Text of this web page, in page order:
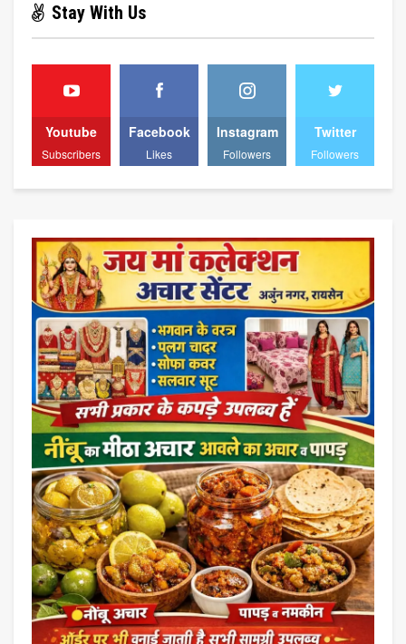
Stay With Us
Youtube
Subscribers
Facebook
Likes
Instagram
Followers
Twitter
Followers